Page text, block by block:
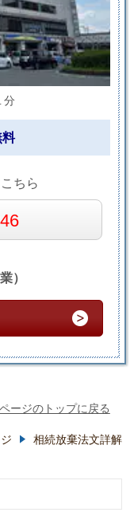
分
料
ちら
）
ージのトップに戻る
相続放棄法文詳解